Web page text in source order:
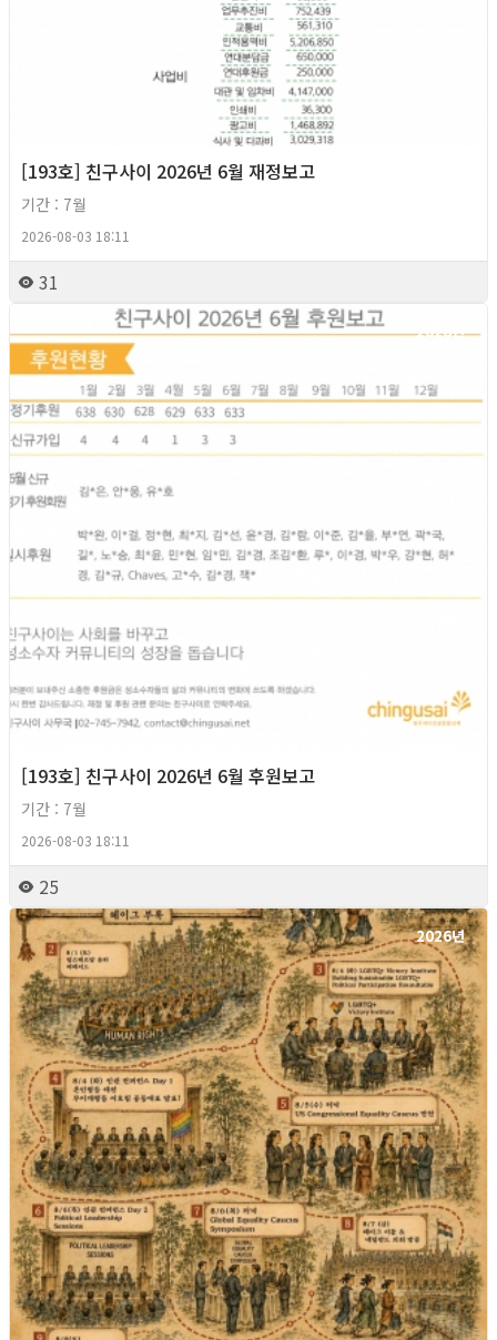
[193호] 친구사이 2026년 6월 재정보고
기간 : 7월
2026-08-03 18:11
31
2026년
[193호] 친구사이 2026년 6월 후원보고
기간 : 7월
2026-08-03 18:11
25
2026년